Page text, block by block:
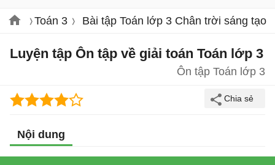
Toán 3 Bài tập Toán lớp 3 Chân trời sáng tạo
Luyện tập Ôn tập về giải toán Toán lớp 3
Ôn tập Toán lớp 3
Nội dung